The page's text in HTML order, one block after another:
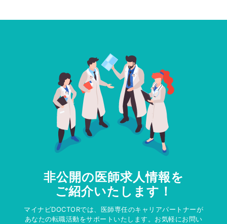
非公開の医師求人情報を
ご紹介いたします！
マイナビDOCTORでは、医師専任のキャリアパートナーが
あなたの転職活動をサポートいたします。お気軽にお問い